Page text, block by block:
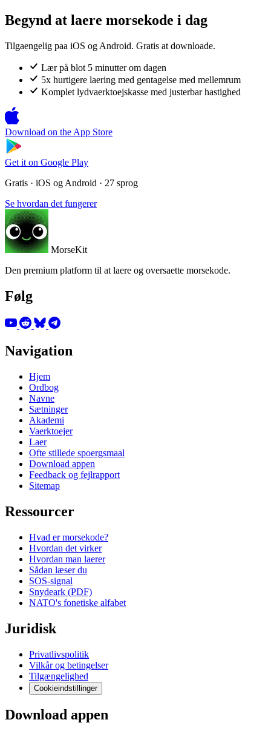
Begynd at laere morsekode i dag
Tilgaengelig paa iOS og Android. Gratis at downloade.
Lær på blot 5 minutter om dagen
5x hurtigere laering med gentagelse med mellemrum
Komplet lydvaerktoejskasse med justerbar hastighed
Download on the App Store
Get it on Google Play
Gratis · iOS og Android · 27 sprog
Se hvordan det fungerer
MorseKit
Den premium platform til at laere og oversaette morsekode.
Følg
Navigation
Hjem
Ordbog
Navne
Sætninger
Akademi
Vaerktoejer
Laer
Ofte stillede spoergsmaal
Download appen
Feedback og fejlrapport
Sitemap
Ressourcer
Hvad er morsekode?
Hvordan det virker
Hvordan man laerer
Sådan læser du
SOS-signal
Snydeark (PDF)
NATO's fonetiske alfabet
Juridisk
Privatlivspolitik
Vilkår og betingelser
Tilgængelighed
Cookieindstillinger
Download appen